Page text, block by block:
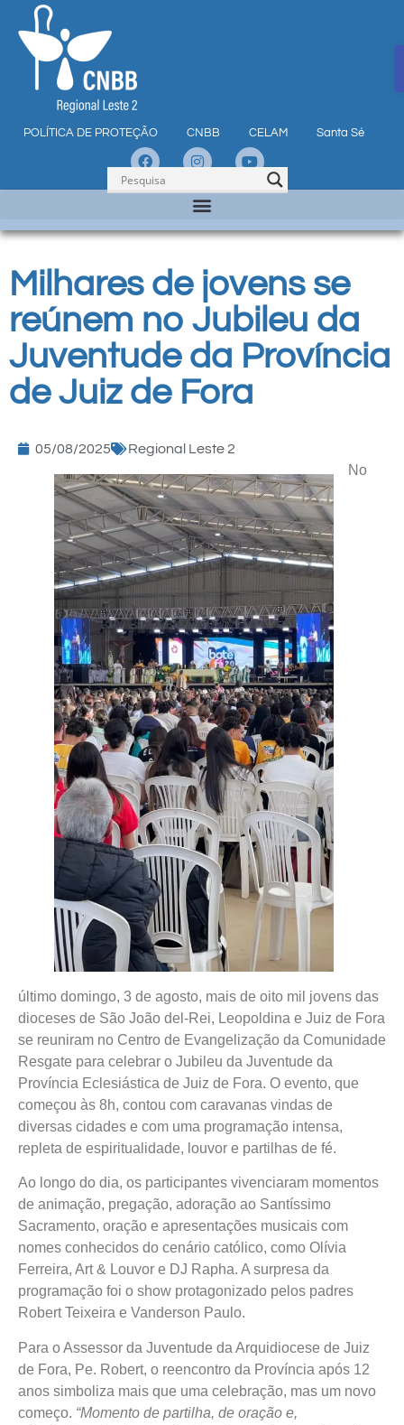
POLÍTICA DE PROTEÇÃO CNBB CELAM Santa Sé
Milhares de jovens se
reúnem no Jubileu da
Juventude da Província
de Juiz de Fora
05/08/2025 Regional Leste 2
No
último domingo, 3 de agosto, mais de oito mil jovens das
dioceses de São João del-Rei, Leopoldina e Juiz de Fora
se reuniram no Centro de Evangelização da Comunidade
Resgate para celebrar o Jubileu da Juventude da
Província Eclesiástica de Juiz de Fora. O evento, que
começou às 8h, contou com caravanas vindas de
diversas cidades e com uma programação intensa,
repleta de espiritualidade, louvor e partilhas de fé.
Ao longo do dia, os participantes vivenciaram momentos
de animação, pregação, adoração ao Santíssimo
Sacramento, oração e apresentações musicais com
nomes conhecidos do cenário católico, como Olívia
Ferreira, Art & Louvor e DJ Rapha. A surpresa da
programação foi o show protagonizado pelos padres
Robert Teixeira e Vanderson Paulo.
Para o Assessor da Juventude da Arquidiocese de Juiz
de Fora, Pe. Robert, o reencontro da Província após 12
anos simboliza mais que uma celebração, mas um novo
começo. “Momento de partilha, de oração e,